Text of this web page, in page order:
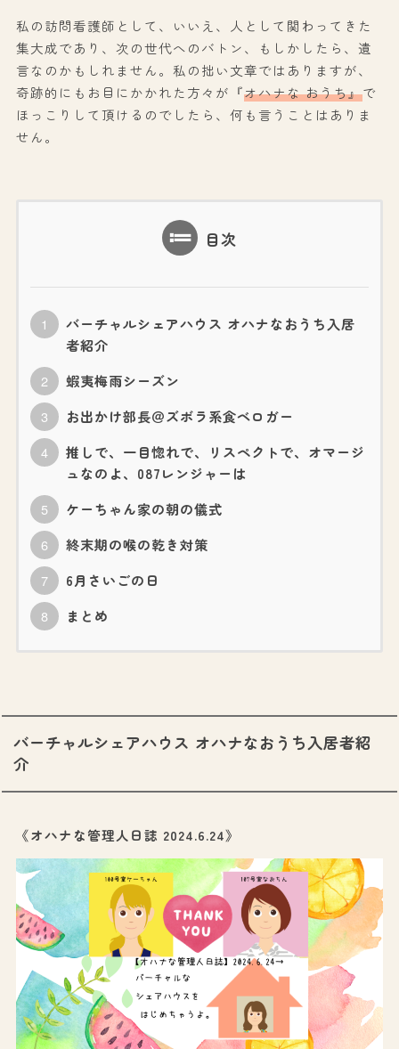
私の訪問看護師として、いいえ、人として関わってきた
集大成であり、次の世代へのバトン、もしかしたら、遺
言なのかもしれません。私の拙い文章ではありますが、
奇跡的にもお目にかかれた方々が『オハナな おうち』で
ほっこりして頂けるのでしたら、何も言うことはありま
せん。
目次
バーチャルシェアハウス オハナなおうち入居
者紹介
蝦夷梅雨シーズン
お出かけ部長＠ズボラ系食ベロガー
推しで、一目惚れで、リスペクトで、オマージ
ュなのよ、087レンジャーは​​
ケーちゃん家の朝の儀式
終末期の喉の乾き対策
6月さいごの日
まとめ
バーチャルシェアハウス オハナなおうち入居者紹
介
《オハナな管理人日誌 2024.6.24》